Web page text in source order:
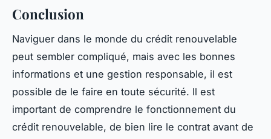
Conclusion
Naviguer dans le monde du crédit renouvelable
peut sembler compliqué, mais avec les bonnes
informations et une gestion responsable, il est
possible de le faire en toute sécurité. Il est
important de comprendre le fonctionnement du
crédit renouvelable, de bien lire le contrat avant de